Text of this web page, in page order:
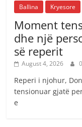
Ballina Kryesore
Moment
dhe një
së reperit
August 4, 2026
Reperi i njohur,
tensionuar gjatë
e